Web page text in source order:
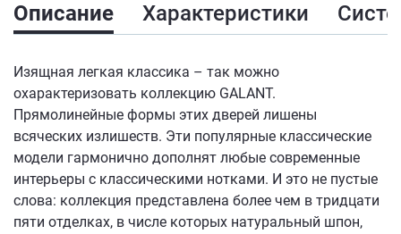
Описание Характеристики
Изящная легкая классика – так можно
охарактеризовать коллекцию GALANT.
Прямолинейные формы этих дверей лишены
всяческих излишеств. Эти популярные классические
модели гармонично дополнят любые современные
интерьеры с классическими нотками. И это не пустые
слова: коллекция представлена более чем в тридцати
пяти отделках, в числе которых натуральный шпон,